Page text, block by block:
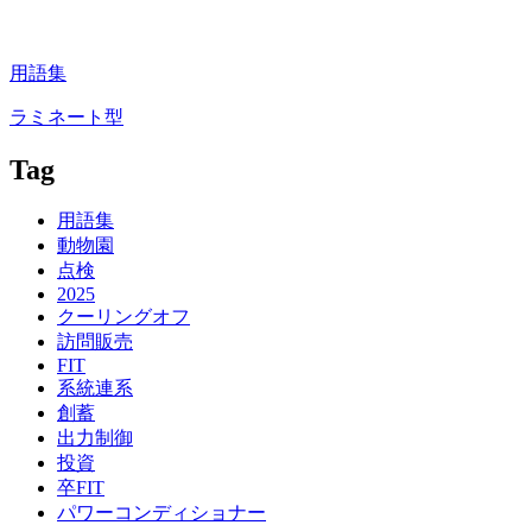
用語集
ラミネート型
Tag
用語集
動物園
点検
2025
クーリングオフ
訪問販売
FIT
系統連系
創蓄
出力制御
投資
卒FIT
パワーコンディショナー